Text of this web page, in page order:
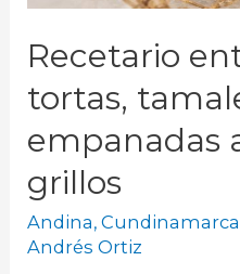
Recetario
tortas,
empanadas
grillos
Andina,Cundinamarca
Andrés Ortiz